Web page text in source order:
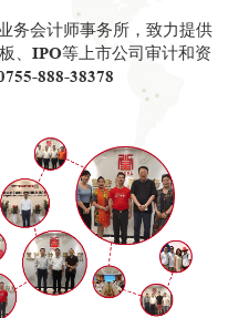
务会计师事务所，致力提供
、IPO等上市公司审计和资
888-38378